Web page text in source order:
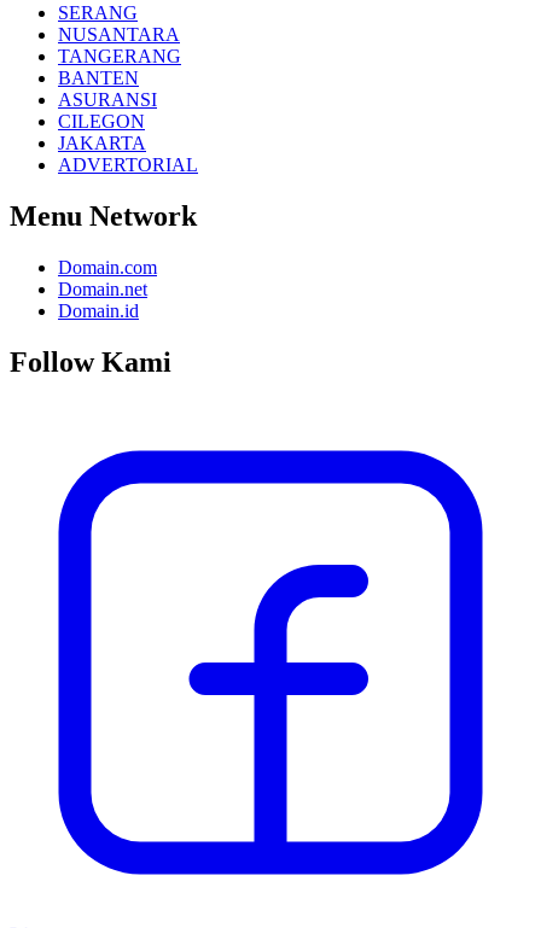
SERANG
NUSANTARA
TANGERANG
BANTEN
ASURANSI
CILEGON
JAKARTA
ADVERTORIAL
Menu Network
Domain.com
Domain.net
Domain.id
Follow Kami